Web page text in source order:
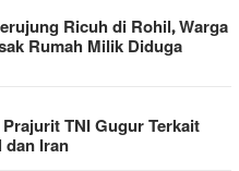
Ricuh di Rohil, Warga
Rumah Milik Diduga
TNI Gugur Terkait
dan Iran